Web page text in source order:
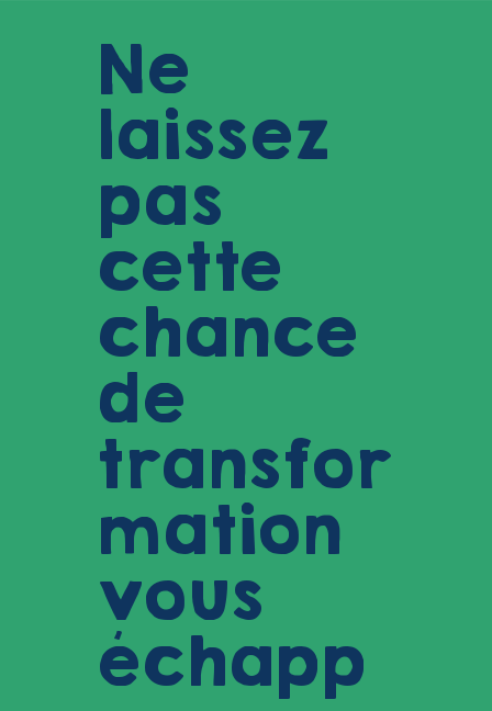
Ne
laissez
pas
cette
chance
de
transfor
mation
vous
échapp